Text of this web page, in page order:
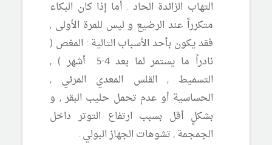
التهاب الزائدة الحاد . أما إذا كان البكاء
متكرراً عند الرضيع و ليس للمرة الأولى ,
فقد يكون بأحد الأسباب التالية : المغص (
نادراً ما يستمر لما بعد 4-5 أشهر ) ,
التسميط , القلس المعدي المرئي ,
الحساسية أو عدم تحمل حليب البقر , و
بشكلٍ أقل بسبب ارتفاع التوتر داخل
الجمجمة , تشوهات الجهاز البولي .